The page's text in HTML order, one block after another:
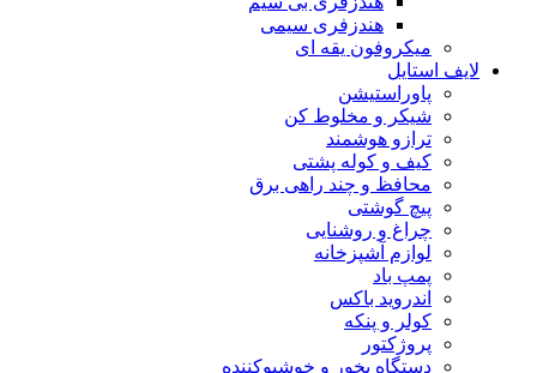
هندزفری سیمی
میکروفون یقه ای
لایف استایل
پاوراستیشن
شیکر و مخلوط کن
ترازو هوشمند
کیف و کوله پشتی
محافظ و چند راهی برق
پیچ گوشتی
چراغ و روشنایی
لوازم آشپزخانه
پمپ باد
اندروید باکس
کولر و پنکه
پروژکتور
دستگاه بخور و خوشبوکننده